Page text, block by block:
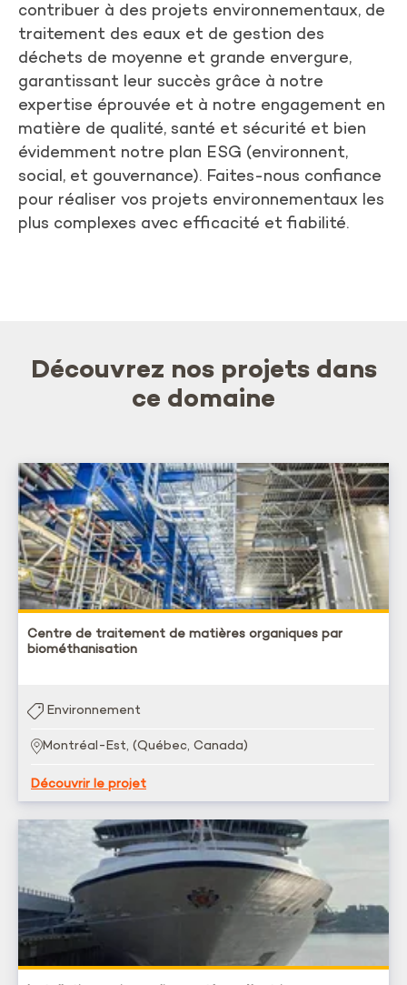
contribuer à des projets environnementaux, de
traitement des eaux et de gestion des
déchets de moyenne et grande envergure,
garantissant leur succès grâce à notre
expertise éprouvée et à notre engagement en
matière de qualité, santé et sécurité et bien
évidemment notre plan ESG (environnent,
social, et gouvernance). Faites-nous confiance
pour réaliser vos projets environnementaux les
plus complexes avec efficacité et fiabilité.
Découvrez nos projets dans
ce domaine
Centre de traitement de matières organiques par
biométhanisation
Environnement
Montréal-Est, (Québec, Canada)
Découvrir le projet